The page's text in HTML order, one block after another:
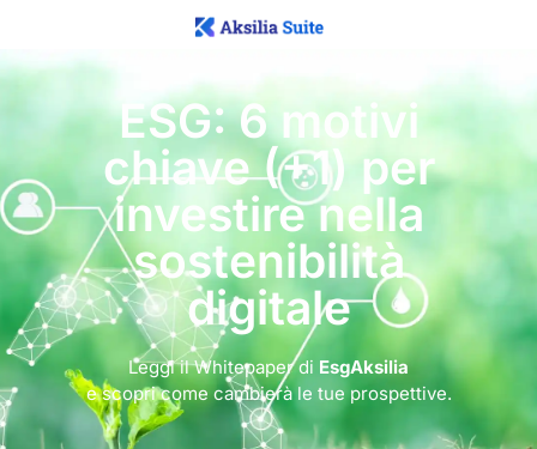
ESG: 6 motivi
chiave (+1) per
investire nella
sostenibilità
digitale
Leggi il Whitepaper di EsgAksilia
e scopri come cambierà le tue prospettive.